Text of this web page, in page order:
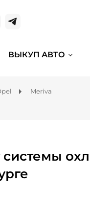
ВЫКУП АВТО
Meriva